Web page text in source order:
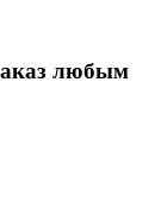
любым